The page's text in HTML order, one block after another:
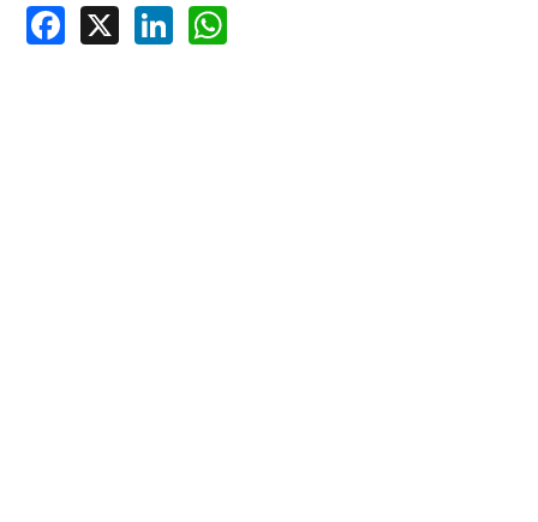
Facebook
X LinkedIn